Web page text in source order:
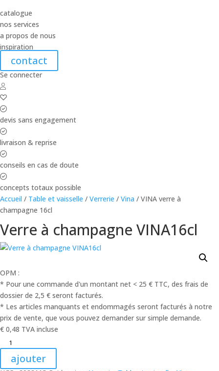
catalogue
nos services
a propos de nous
inspiration
contact
Se connecter
devis sans engagement
livraison & reprise
conseils en cas de doute
concepts totaux possible
Accueil / Table et vaisselle / Verrerie / Vina / VINA verre à
champagne 16cl
Verre à champagne VINA16cl
OPM :
* Pour une commande d'un montant net < 25 € TTC, des frais de
dossier de 2,5 € seront facturés.
* Les articles manquants et endommagés seront facturés à notre
prix de vente, que vous pouvez demander sur simple demande.
€ 0,48 TVA incluse
ajouter